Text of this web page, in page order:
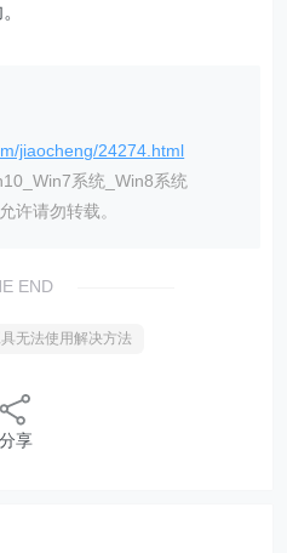
jiaocheng/24274.html
系统_Win8系统
许请勿转载。
END
无法使用解决方法
分享